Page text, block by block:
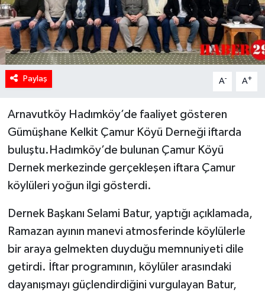
Paylaş A- A+
Arnavutköy Hadımköy’de faaliyet gösteren
Gümüşhane Kelkit Çamur Köyü Derneği iftarda
buluştu.Hadımköy’de bulunan Çamur Köyü
Dernek merkezinde gerçekleşen iftara Çamur
köylüleri yoğun ilgi gösterdi.
Dernek Başkanı Selami Batur, yaptığı açıklamada,
Ramazan ayının manevi atmosferinde köylülerle
bir araya gelmekten duyduğu memnuniyeti dile
getirdi. İftar programının, köylüler arasındaki
dayanışmayı güçlendirdiğini vurgulayan Batur,